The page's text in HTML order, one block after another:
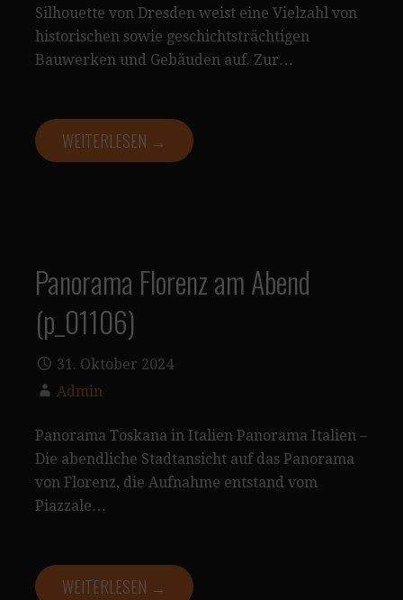
Silhouette von Dresden weist eine Vielzahl von
historischen sowie geschichtsträchtigen
Bauwerken und Gebäuden auf. Zur…
WEITERLESEN →
Panorama Florenz am Abend
(p_01106)
31. Oktober 2024
Admin
Panorama Toskana in Italien Panorama Italien –
Die abendliche Stadtansicht auf das Panorama
von Florenz, die Aufnahme entstand vom
Piazzale…
WEITERLESEN →